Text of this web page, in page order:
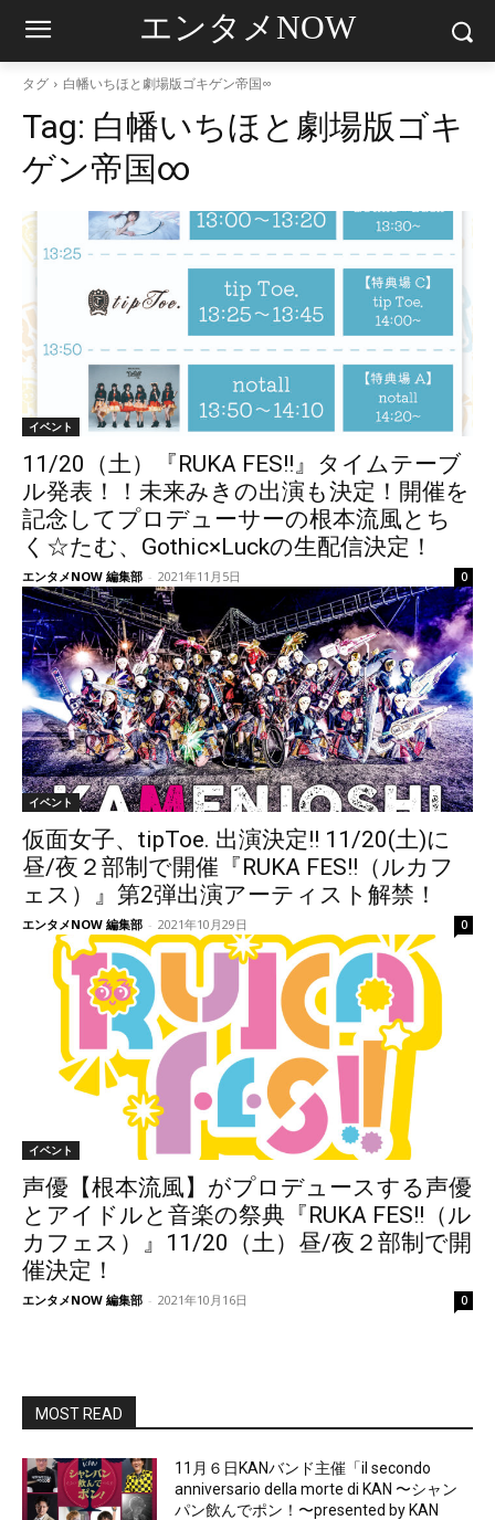
エンタメNOW
タグ 白幡いちほと劇場版ゴキゲン帝国∞
Tag: 白幡いちほと劇場版ゴキ
ゲン帝国∞
イベント
11/20（土）『RUKA FES!!』タイムテーブ
ル発表！！未来みきの出演も決定！開催を
記念してプロデューサーの根本流風とち
く☆たむ、Gothic×Luckの生配信決定！
エンタメNOW 編集部 - 2021年11月5日 0
イベント
仮面女子、tipToe. 出演決定!! 11/20(土)に
昼/夜２部制で開催『RUKA FES!!（ルカフ
ェス）』第2弾出演アーティスト解禁！
エンタメNOW 編集部 - 2021年10月29日 0
イベント
声優【根本流風】がプロデュースする声優
とアイドルと音楽の祭典『RUKA FES!!（ル
カフェス）』11/20（土）昼/夜２部制で開
催決定！
エンタメNOW 編集部 - 2021年10月16日 0
MOST READ
11月６日KANバンド主催「il secondo
anniversario della morte di KAN 〜シャン
パン飲んでポン！〜presented by KAN